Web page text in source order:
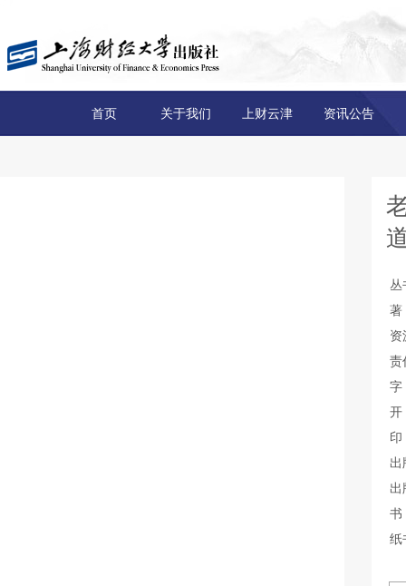
首页 关于我们 上财云津 资讯公告
丛
著
资
责
出
出
纸